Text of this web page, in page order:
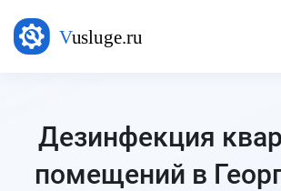
Дезинфекция
помещений в